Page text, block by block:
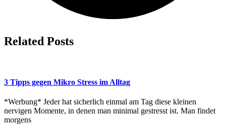
Related Posts
3 Tipps gegen Mikro Stress im Alltag
*Werbung* Jeder hat sicherlich einmal am Tag diese kleinen
nervigen Momente, in denen man minimal gestresst ist. Man findet
morgens